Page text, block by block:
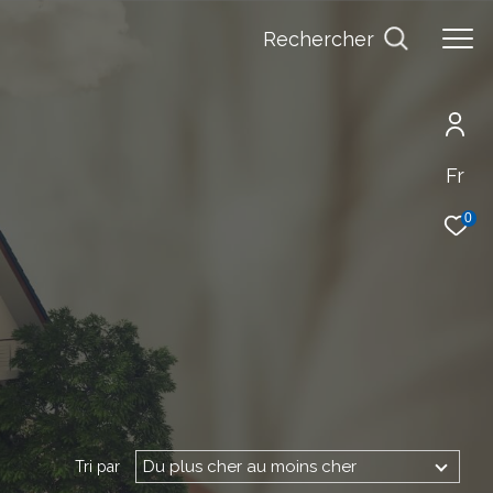
Fr
0
Rechercher
Tri par Du plus cher au moins cher